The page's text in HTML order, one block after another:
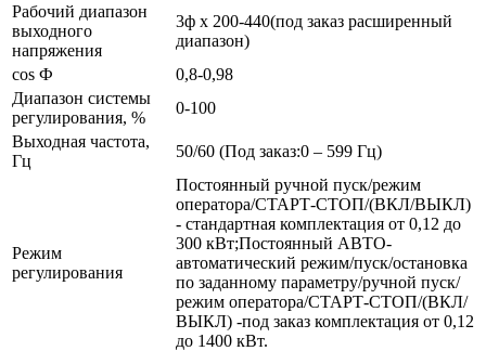
Рабочий диапазон
выходного
напряжения
3ф х 200-440(под заказ расширенный
диапазон)
cos Ф
0,8-0,98
Диапазон системы
регулирования, %
0-100
Выходная частота,
Гц
50/60 (Под заказ:0 – 599 Гц)
Режим
регулирования
Постоянный ручной пуск/режим
оператора/СТАРТ-СТОП/(ВКЛ/ВЫКЛ)
- стандартная комплектация от 0,12 до
300 кВт;Постоянный АВТО-
автоматический режим/пуск/остановка
по заданному параметру/ручной пуск/
режим оператора/СТАРТ-СТОП/(ВКЛ/
ВЫКЛ) -под заказ комплектация от 0,12
до 1400 кВт.